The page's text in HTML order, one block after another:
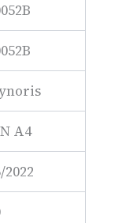
A4
2022